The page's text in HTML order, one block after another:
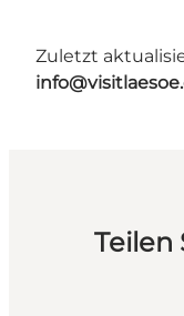
Zuletzt
Teilen